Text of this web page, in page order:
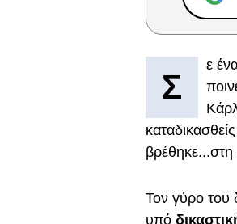
Σ
ε
βρέθηκε...στη
Τον γύρο του
υπό